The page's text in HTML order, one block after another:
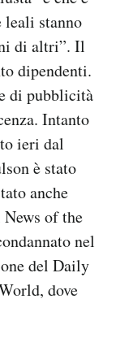
stanno
di altri”. Il
dipendenti.
di pubblicità
Intanto
ieri dal
è stato
anche
of the
nel
del Daily
dove